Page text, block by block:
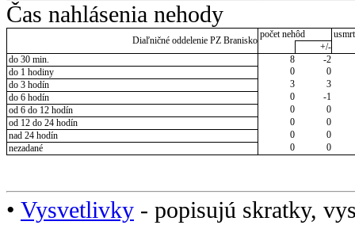
Čas nahlásenia nehody
Diaľničné oddelenie PZ Branisko
počet nehôd
+/-
do 30 min.
8
-2
do 1 hodiny
0
0
do 3 hodín
3
3
do 6 hodín
0
-1
od 6 do 12 hodín
0
0
od 12 do 24 hodín
0
0
nad 24 hodín
0
0
nezadané
0 0
• Vysvetlivky - popisujú skratky,